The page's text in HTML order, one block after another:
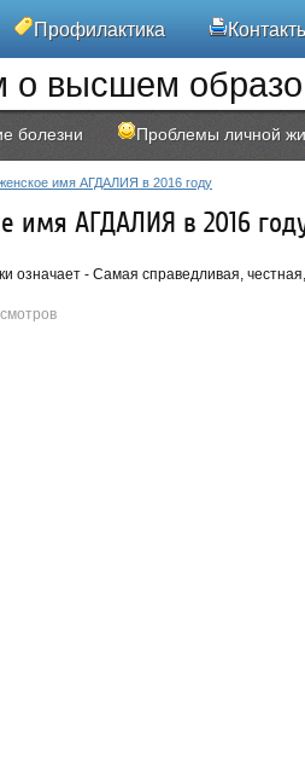
Профилактика
о высшем
болезни Проблемы личной
имя АГДАЛИЯ в 2016 году
имя АГДАЛИЯ в 2016
- Самая справедливая,